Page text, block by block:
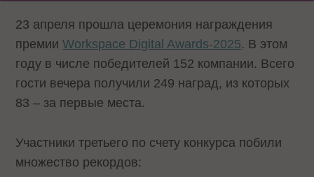
23 апреля прошла церемония награждения
премииWorkspace Digital Awards-2025. В этом
году в числе победителей 152 компании. Всего
гости вечера получили 249 наград, из которых
83 – за первые места.
Участники третьего по счету конкурса побили
множество рекордов: